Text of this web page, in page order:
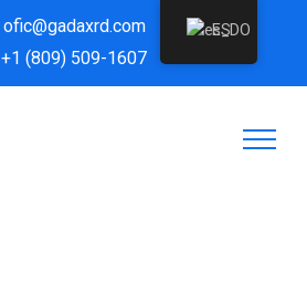
ofic@gadaxrd.com
+1 (809) 509-1607
ES